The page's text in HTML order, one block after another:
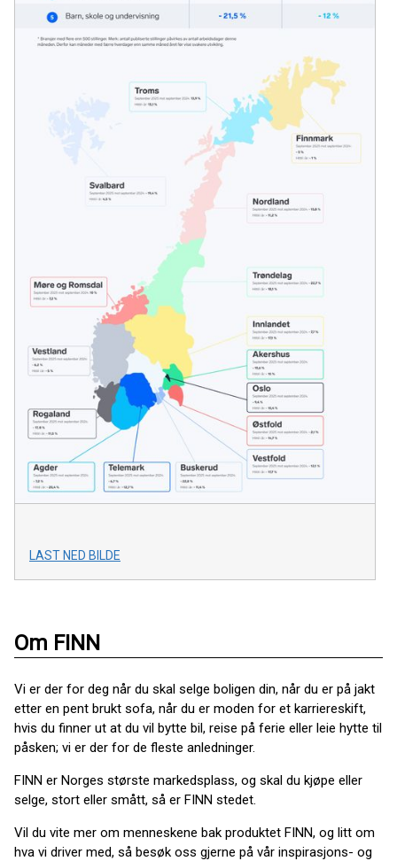
LAST NED BILDE
Om FINN
Vi er der for deg når du skal selge boligen din, når du er på jakt
etter en pent brukt sofa, når du er moden for et karriereskift,
hvis du finner ut at du vil bytte bil, reise på ferie eller leie hytte til
påsken; vi er der for de fleste anledninger.
FINN er Norges største markedsplass, og skal du kjøpe eller
selge, stort eller smått, så er FINN stedet.
Vil du vite mer om menneskene bak produktet FINN, og litt om
hva vi driver med, så besøk oss gjerne på vår inspirasjons- og